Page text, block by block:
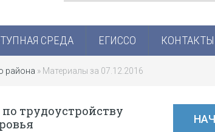
СРЕДА ЕГИСCО КОНТАКТЫ
района » Материалы за 07.12.2016
трудоустройству